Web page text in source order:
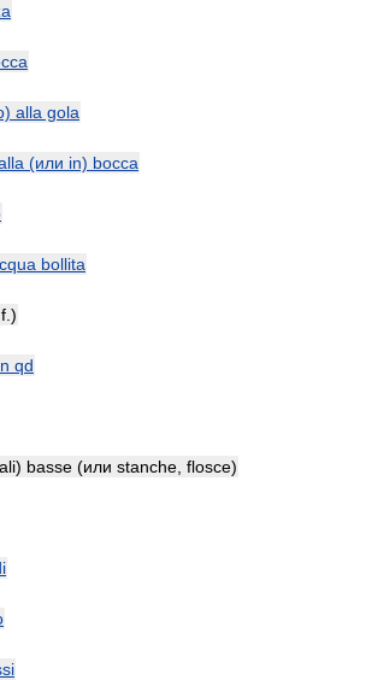
alla gola
(или in) bocca
bollita
qd
basse (или stanche, flosce)